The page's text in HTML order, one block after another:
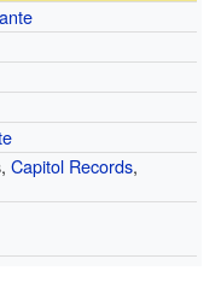
Capitol Records,